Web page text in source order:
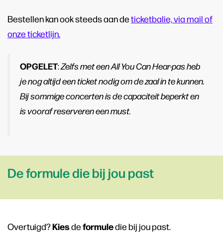
Bestellen kan ook steeds aan deticketbalie, via mail of
onze ticketlijn.
OPGELET:Zelfs met een All You Can Hear-pas heb
je nog altijd een ticket nodig om de zaal in te kunnen.
Bij sommige concerten is de capaciteit beperkt en
is vooraf reserveren een must.
De formule die bij jou past
Overtuigd?Kiesdeformuledie bij jou past.